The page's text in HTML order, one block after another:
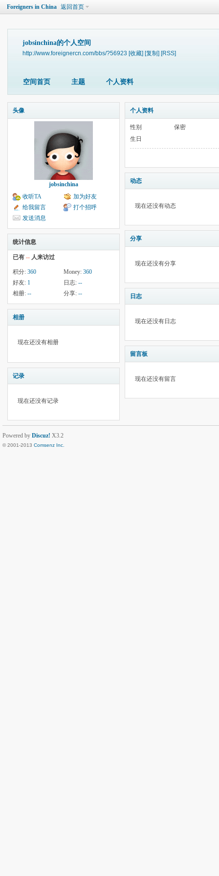
Foreigners in China 返回首页
jobsinchina的个人空间
http://www.foreignercn.com/bbs/?56923 [收藏] [复制] [RSS]
空间首页 主题 个人资料
头像
jobsinchina
收听TA
加为好友
给我留言
打个招呼
发送消息
统计信息
已有 -- 人来访过
积分: 360 Money: 360
好友: 1 日志: --
相册: -- 分享: --
相册
现在还没有相册
记录
现在还没有记录
个人资料
性别
保密
生日
动态
现在还没有动态
分享
现在还没有分享
日志
现在还没有日志
留言板
现在还没有留言
Powered by Discuz! X3.2
© 2001-2013 Comsenz Inc.